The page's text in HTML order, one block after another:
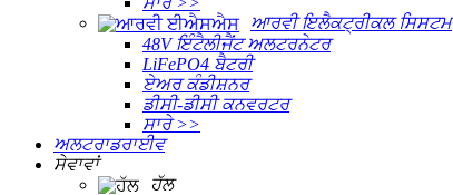
ਆਰਵੀ ਇਲੈਕਟ੍ਰੀਕਲ ਸਿਸਟਮ
48V ਇੰਟੈਲੀਜੈਂਟ ਅਲਟਰਨੇਟਰ
LiFePO4 ਬੈਟਰੀ
ਏਅਰ ਕੰਡੀਸ਼ਨਰ
ਡੀਸੀ-ਡੀਸੀ ਕਨਵਰਟਰ
ਸਾਰੇ >>
ਅਲਟਰਾਡਰਾਈਵ
ਸੇਵਾਵਾਂ
ਹੱਲ